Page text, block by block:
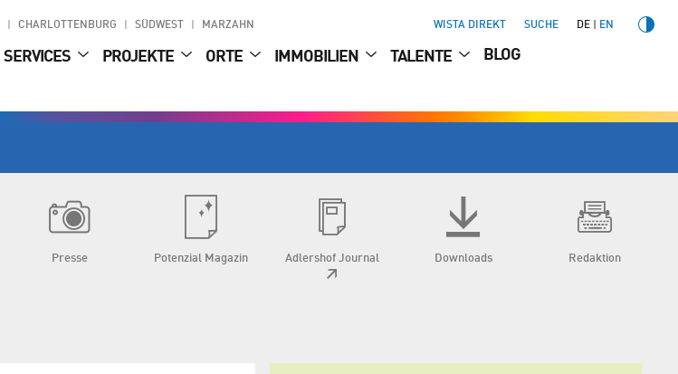
CHARLOTTENBURG SÜDWEST MARZAHN WISTA DIREKT SUCHE DE EN
SERVICES PROJEKTE ORTE IMMOBILIEN TALENTE BLOG
Presse Potenzial Magazin Adlershof Journal Downloads Redaktion